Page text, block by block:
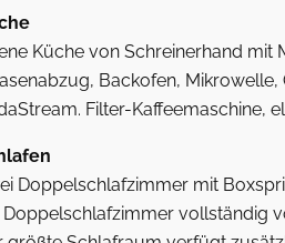
Küche von Schreinerhand mit
Backofen, Mikrowelle,
Filter-Kaffeemaschine,
Doppelschlafzimmer mit
Doppelschlafzimmer vollständig